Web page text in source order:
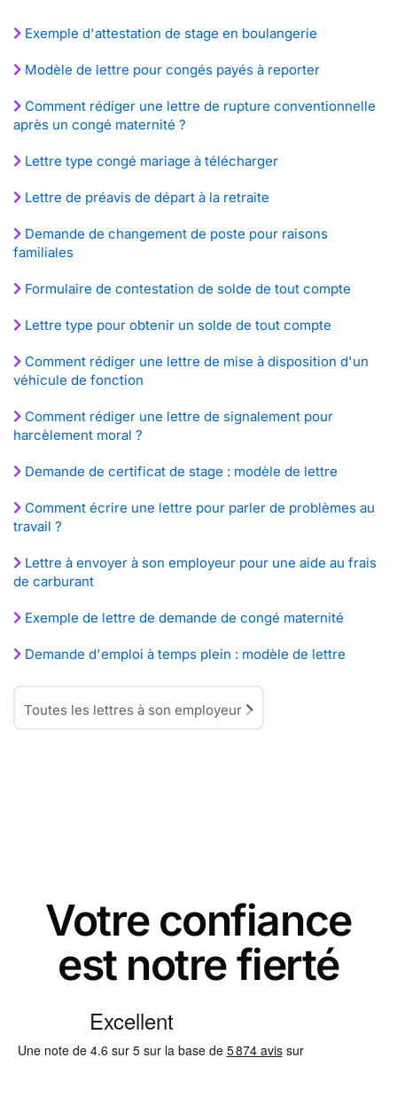
Exemple d'attestation de stage en boulangerie
Modèle de lettre pour congés payés à reporter
Comment rédiger une lettre de rupture conventionnelle
après un congé maternité ?
Lettre type congé mariage à télécharger
Lettre de préavis de départ à la retraite
Demande de changement de poste pour raisons
familiales
Formulaire de contestation de solde de tout compte
Lettre type pour obtenir un solde de tout compte
Comment rédiger une lettre de mise à disposition d'un
véhicule de fonction
Comment rédiger une lettre de signalement pour
harcèlement moral ?
Demande de certificat de stage : modèle de lettre
Comment écrire une lettre pour parler de problèmes au
travail ?
Lettre à envoyer à son employeur pour une aide au frais
de carburant
Exemple de lettre de demande de congé maternité
Demande d'emploi à temps plein : modèle de lettre
Toutes les lettres à son employeur
Votre confiance
est notre fierté